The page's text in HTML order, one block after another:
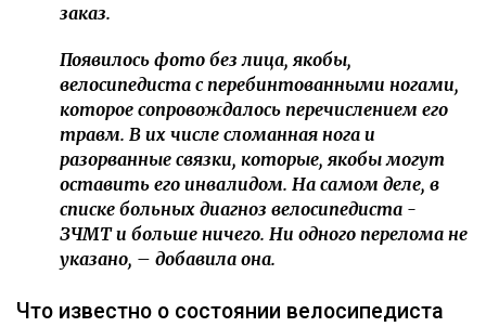
заказ.
Появилось фото без лица, якобы,
велосипедиста с перебинтованными ногами,
которое сопровождалось перечислением его
травм. В их числе сломанная нога и
разорванные связки, которые, якобы могут
оставить его инвалидом. На самом деле, в
списке больных диагноз велосипедиста -
ЗЧМТ и больше ничего. Ни одного перелома не
указано, – добавила она.
Что известно о состоянии велосипедиста